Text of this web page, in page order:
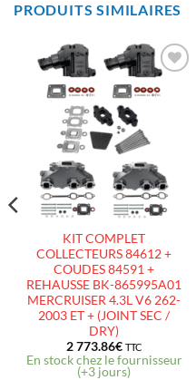
PRODUITS SIMILAIRES
AJOUTER
LISTE
D’ENVIES
KIT COMPLET
COLLECTEURS 84612 +
COUDES 84591 +
REHAUSSE BK-865995A01
MERCRUISER 4.3L V6 262-
2003 ET + (JOINT SEC /
DRY)
2 773.86€ TTC
En stock chez le fournisseur
(+3 jours)